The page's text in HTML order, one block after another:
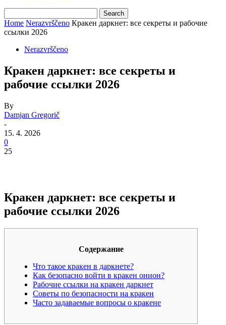
Home Nerazvrščeno Кракен даркнет: все секреты и рабочие
ссылки 2026
Nerazvrščeno
Кракен даркнет: все секреты и
рабочие ссылки 2026
By
Damjan Gregorič
-
15. 4. 2026
0
25
Кракен даркнет: все секреты и
рабочие ссылки 2026
Содержание
Что такое кракен в даркнете?
Как безопасно войти в кракен онион?
Рабочие ссылки на кракен даркнет
Советы по безопасности на кракен
Часто задаваемые вопросы о кракене